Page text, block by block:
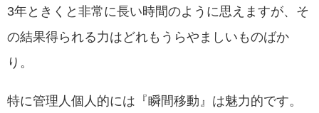
3年ときくと非常に長い時間のように思えますが、そ
の結果得られる力はどれもうらやましいものばか
り。
特に管理人個人的には『瞬間移動』は魅力的です。